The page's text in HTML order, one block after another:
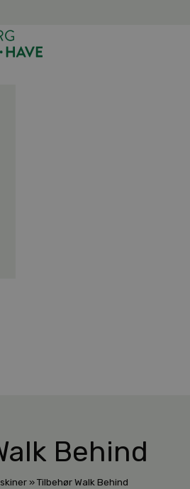
Behind
»Tilbehør Walk Behind